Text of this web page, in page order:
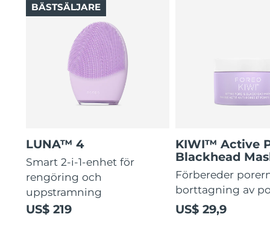
LUNA™ 4
Smart 2-i-1-enhet för
rengöring och
uppstramning
US$ 219
BÄSTSÄLJARE
KIWI™ Active
Blackhead
Förbereder
borttagning av
US$ 29,9